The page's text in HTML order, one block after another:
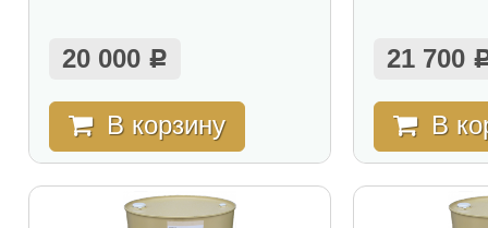
20 000 Р
В корзину
21 700
В